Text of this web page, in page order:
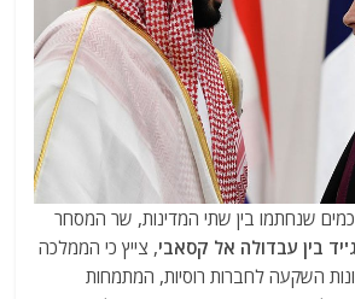
שנחתמו בין שתי המדינות, שר המסחר
בין עבדולה אל קסאבי, צייץ כי הממלכה
השקעה לחברות רוסיות, המתמחות